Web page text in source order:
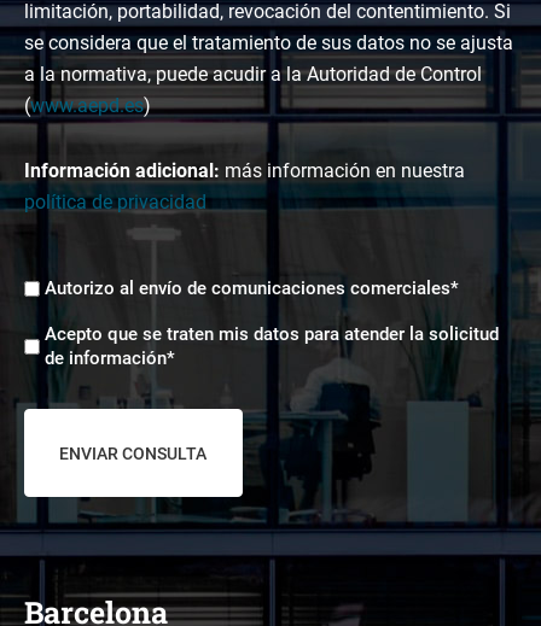
limitación, portabilidad, revocación del contentimiento. Si
se considera que el tratamiento de sus datos no se ajusta
a la normativa, puede acudir a la Autoridad de Control
(www.aepd.es)
Información adicional: más información en nuestra
política de privacidad
Envíos
Autorizo al envío de comunicaciones comerciales*
Aceptación
tratamiento
datos
Acepto que se traten mis datos para atender la solicitud
de información*
Barcelona